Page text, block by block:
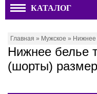
КАТАЛОГ
Главная » Мужское » Нижнее
Нижнее белье
(шорты)